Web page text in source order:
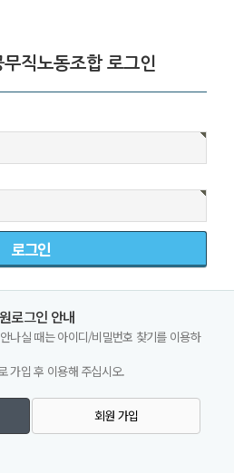
직노동조합 로그인
로그인 안내
나실 때는 아이디/비밀번호 찾기를 이용하
가입 후 이용해 주십시오.
회원 가입